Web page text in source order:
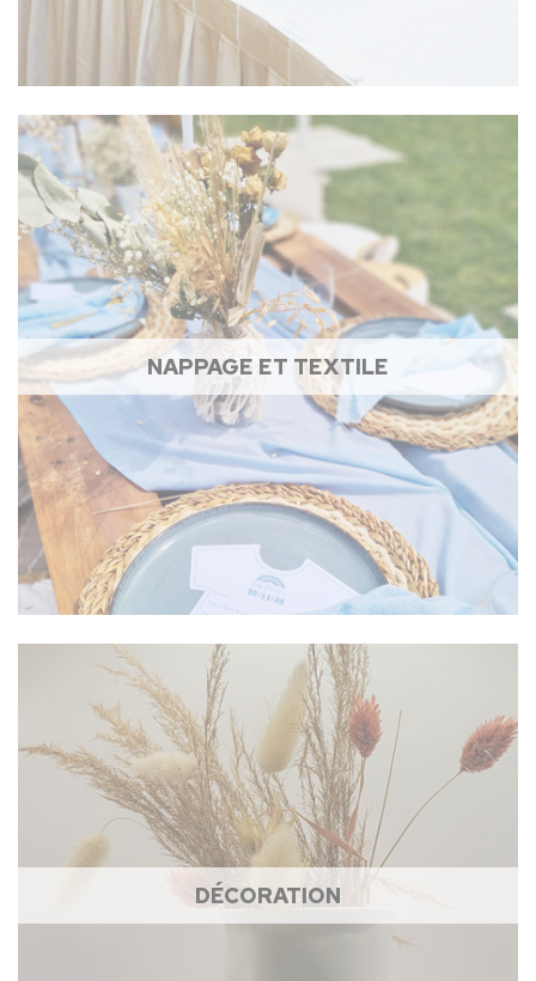
NAPPAGE ET TEXTILE
DÉCORATION